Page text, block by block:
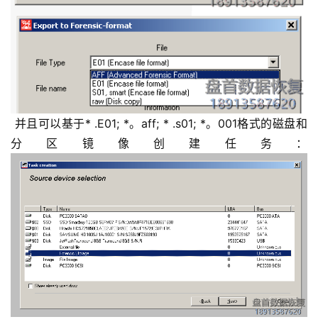
并且可以基于* .E01; *。aff; * .s01; *。001格式的磁盘和
分区镜像创建任务：